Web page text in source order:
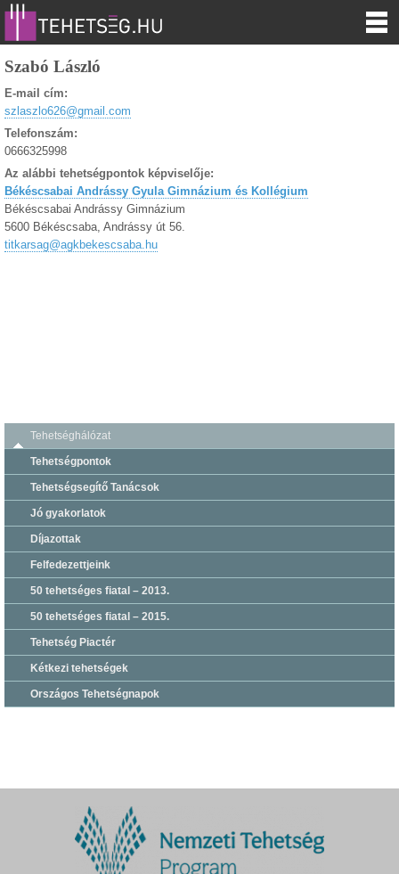
Szabó László
E-mail cím:
szlaszlo626@gmail.com
Telefonszám:
0666325998
Az alábbi tehetségpontok képviselője:
Békéscsabai Andrássy Gyula Gimnázium és Kollégium
Békéscsabai Andrássy Gimnázium
5600 Békéscsaba, Andrássy út 56.
titkarsag@agkbekescsaba.hu
Tehetséghálózat
Tehetségpontok
Tehetségsegítő Tanácsok
Jó gyakorlatok
Díjazottak
Felfedezettjeink
50 tehetséges fiatal – 2013.
50 tehetséges fiatal – 2015.
Tehetség Piactér
Kétkezi tehetségek
Országos Tehetségnapok